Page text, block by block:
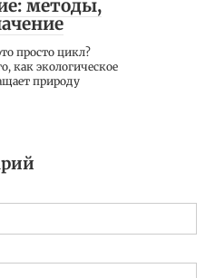
методы,
просто цикл?
как экологическое
природу